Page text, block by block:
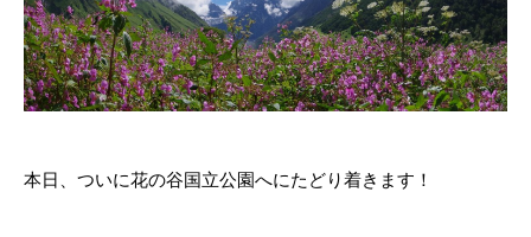
本日、ついに花の谷国立公園へにたどり着きます！